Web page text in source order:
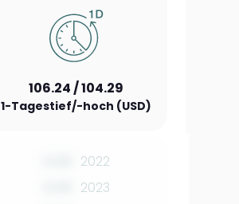
106.24 / 104.29
1-Tagestief/-hoch (USD)
2022
2023